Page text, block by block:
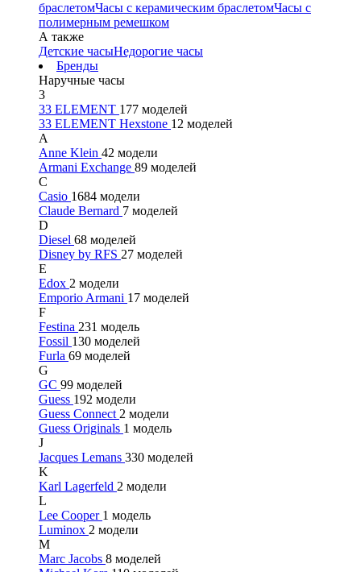
браслетомЧасы с керамическим браслетомЧасы с
полимерным ремешком
А также
Детские часыНедорогие часы
Бренды
Наручные часы
3
33 ELEMENT 177 моделей
33 ELEMENT Hexstone 12 моделей
A
Anne Klein 42 модели
Armani Exchange 89 моделей
C
Casio 1684 модели
Claude Bernard 7 моделей
D
Diesel 68 моделей
Disney by RFS 27 моделей
E
Edox 2 модели
Emporio Armani 17 моделей
F
Festina 231 модель
Fossil 130 моделей
Furla 69 моделей
G
GC 99 моделей
Guess 192 модели
Guess Connect 2 модели
Guess Originals 1 модель
J
Jacques Lemans 330 моделей
K
Karl Lagerfeld 2 модели
L
Lee Cooper 1 модель
Luminox 2 модели
M
Marc Jacobs 8 моделей